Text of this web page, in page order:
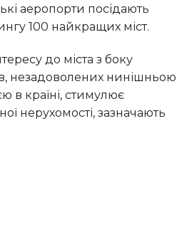
100 найкращих міст.
незадоволених нинішньою
в країні, стимулює
нерухомості, зазначають